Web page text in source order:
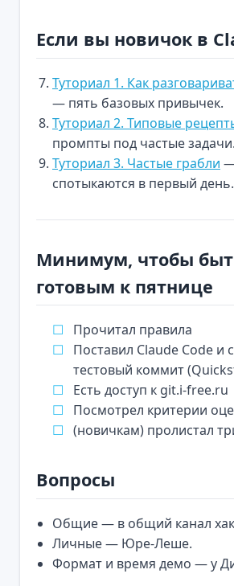
Если вы новичок в
Туториал 1. Как
— пять базовых привычек.
Туториал 2. Типовые
промпты под частые задачи.
Туториал 3. Частые грабли
спотыкаются в первый день.
Минимум, чтобы
готовым к пятнице
Прочитал правила
Поставил Claude Code и
тестовый коммит
Есть доступ к git.i-free.ru
Посмотрел критерии
(новичкам) пролистал
Вопросы
Общие — в общий канал
Личные — Юре-Леше.
Формат и время демо — у